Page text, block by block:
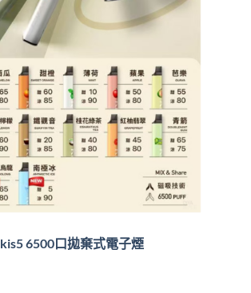
kis5 6500口拋棄式電子煙